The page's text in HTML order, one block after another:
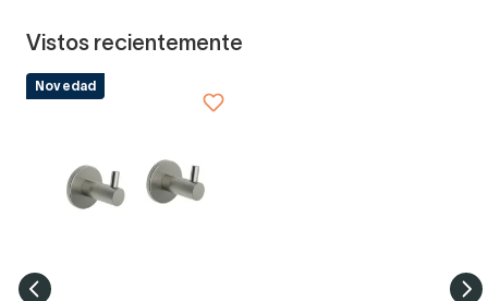
Vistos recientemente
Novedad